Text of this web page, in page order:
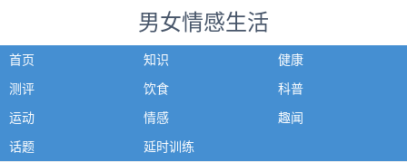
男女情感生活
首页 知识
健康
测评
饮食
科普
运动
情感
趣闻
话题
延时训练